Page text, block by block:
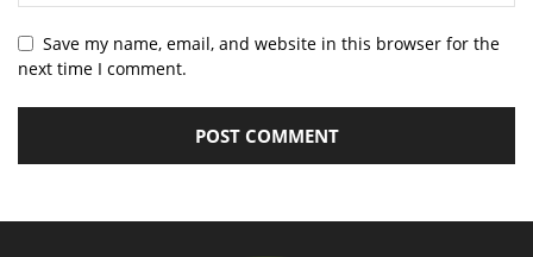
Save my name, email, and website in this browser for the
next time I comment.